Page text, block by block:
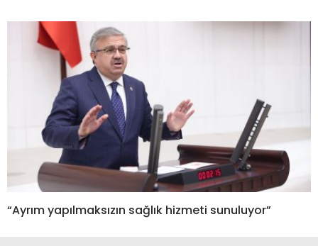
“Ayrım yapılmaksızın sağlık hizmeti sunuluyor”